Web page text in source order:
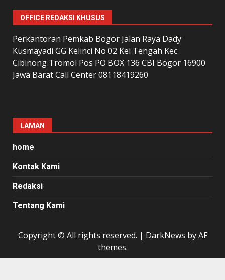
OFFICE REDAKSI KHUSUS
Perkantoran Pemkab Bogor Jalan Raya Dady
Kusmayadi GG Kelinci No 02 Kel Tengah Kec
Cibinong Tromol Pos PO BOX 136 CBI Bogor 16900
Jawa Barat Call Center 08118419260
LAMAN
home
Kontak Kami
Redaksi
Tentang Kami
Copyright © All rights reserved. | DarkNews by AF
themes.